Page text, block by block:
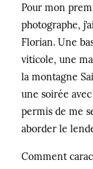
Pour mon
photographe,
Florian. Une
viticole, une
la montagne
une soirée
permis de me
aborder le
Comment